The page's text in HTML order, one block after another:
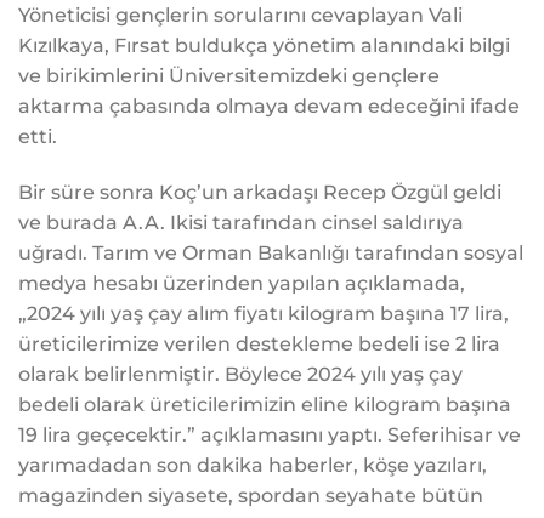
Yöneticisi gençlerin sorularını cevaplayan Vali
Kızılkaya, Fırsat buldukça yönetim alanındaki bilgi
ve birikimlerini Üniversitemizdeki gençlere
aktarma çabasında olmaya devam edeceğini ifade
etti.
Bir süre sonra Koç’un arkadaşı Recep Özgül geldi
ve burada A.A. Ikisi tarafından cinsel saldırıya
uğradı. Tarım ve Orman Bakanlığı tarafından sosyal
medya hesabı üzerinden yapılan açıklamada,
„2024 yılı yaş çay alım fiyatı kilogram başına 17 lira,
üreticilerimize verilen destekleme bedeli ise 2 lira
olarak belirlenmiştir. Böylece 2024 yılı yaş çay
bedeli olarak üreticilerimizin eline kilogram başına
19 lira geçecektir.” açıklamasını yaptı. Seferihisar ve
yarımadadan son dakika haberler, köşe yazıları,
magazinden siyasete, spordan seyahate bütün